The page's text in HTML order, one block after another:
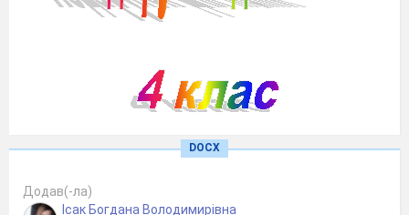
DOCX
Додав(-ла)
Ісак Богдана Володимирівна